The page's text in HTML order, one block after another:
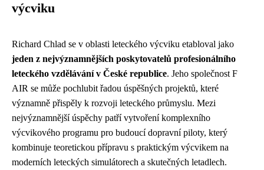
výcviku
Richard Chlad se v oblasti leteckého výcviku etabloval jako
jeden z nejvýznamnějších poskytovatelů profesionálního
leteckého vzdělávání v České republice. Jeho společnost F
AIR se může pochlubit řadou úspěšných projektů, které
významně přispěly k rozvoji leteckého průmyslu. Mezi
nejvýznamnější úspěchy patří vytvoření komplexního
výcvikového programu pro budoucí dopravní piloty, který
kombinuje teoretickou přípravu s praktickým výcvikem na
moderních leteckých simulátorech a skutečných letadlech.